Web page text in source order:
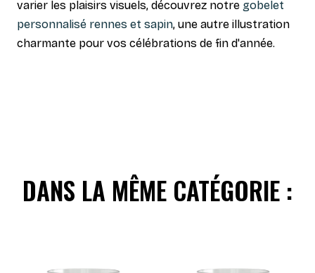
varier les plaisirs visuels, découvrez notre gobelet
personnalisé rennes et sapin, une autre illustration
charmante pour vos célébrations de fin d'année.
DANS LA MÊME CATÉGORIE :